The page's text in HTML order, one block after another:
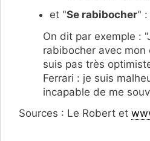
et "Se rabibocher" :
On dit par exemple :
rabibocher avec mon
suis pas très
Ferrari : je suis
incapable de me
Sources : Le Robert et